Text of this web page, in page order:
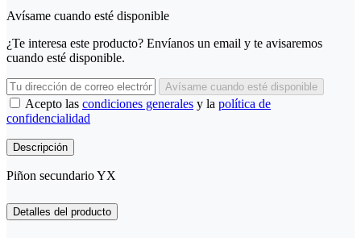
Avísame cuando esté disponible
¿Te interesa este producto? Envíanos un email y te avisaremos
cuando esté disponible.
Avísame cuando esté disponible
Acepto las condiciones generales y la política de
confidencialidad
Descripción
Piñon secundario YX
Detalles del producto